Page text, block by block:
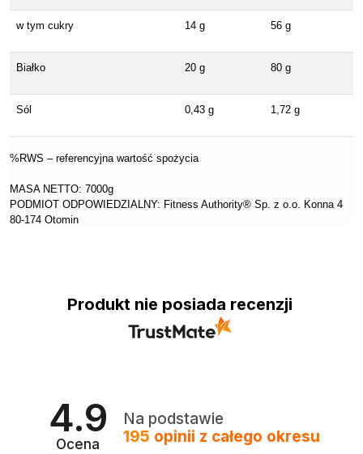
w tym cukry 14 g 56 g
Białko 20 g 80 g
Sól 0,43 g 1,72 g
%RWS – referencyjna wartość spożycia
MASA NETTO: 7000g
PODMIOT ODPOWIEDZIALNY: Fitness Authority® Sp. z o.o. Konna 4
80-174 Otomin
Produkt nie posiada recenzji
4.9
Ocena
Na podstawie
195 opinii z całego okresu